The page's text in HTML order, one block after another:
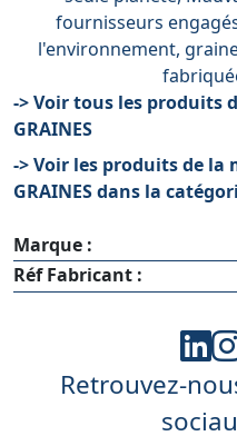
fournisseurs
l'environnement,
-> Voir tous les produits
GRAINES
-> Voir les produits de la
GRAINES dans la
Marque :
Réf Fabricant :
Retrouvez-